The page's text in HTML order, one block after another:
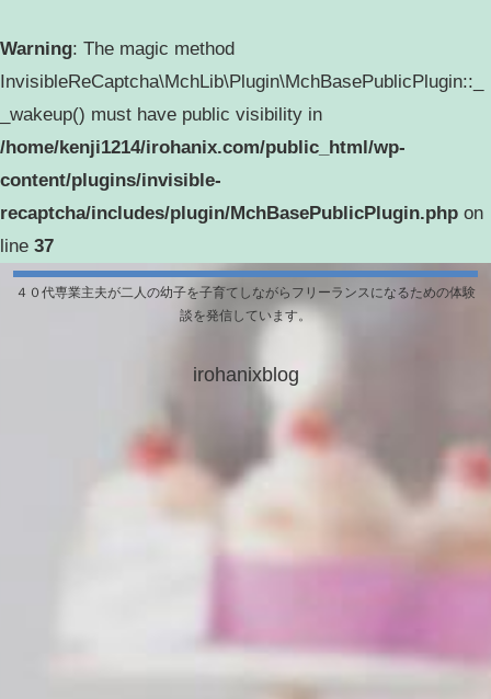
Warning: The magic method
InvisibleReCaptcha\MchLib\Plugin\MchBasePublicPlugin::_
_wakeup() must have public visibility in
/home/kenji1214/irohanix.com/public_html/wp-
content/plugins/invisible-
recaptcha/includes/plugin/MchBasePublicPlugin.php on
line 37
４０代専業主夫が二人の幼子を子育てしながらフリーランスになるための体験
談を発信しています。
irohanixblog